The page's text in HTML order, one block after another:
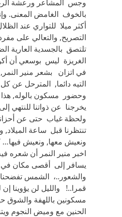
وجس المشاعر ورعشة
بالخوف الغامض المعنى.
أكثر ميلا للتواري عند
التصريح, والتعالي على
تلتصق بالجسدية العارية
الغريزة ليس بوسعي أن
في اتزان بشعر منير
التيه دائما, المترحل عن
وحضور مسكون بالوله,
يخرجنا عن ذواتنا للنتهي
ولحظة غياب حتى عن أحزاننا
تنتظرنا قبل ساعة الميلاد,
ونعيش معها, ونعيش
اخبر منير النمر أن شعره
يسافر إلى أقصى مكان في
والشعور..، الشمس تفضحنا
قمرا..! والليل لن يؤوينا
مسكونين باللهفة والشوق
الحنين مع وميض النجوم